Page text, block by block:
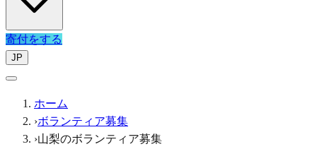
寄付をする
JP
ホーム
›ボランティア募集
›山梨のボランティア募集